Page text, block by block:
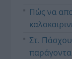
Πώς να
Στ.